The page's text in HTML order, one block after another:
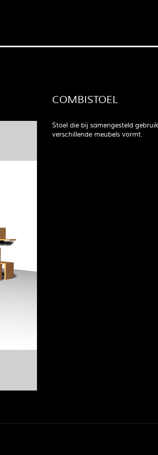
COMBISTOEL
Stoel die bij samengesteld gebruik
verschillende meubels vormt.